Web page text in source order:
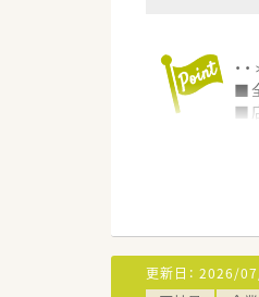
・
■
■
■
■
■
■
■
■
■
更新日： 2026/